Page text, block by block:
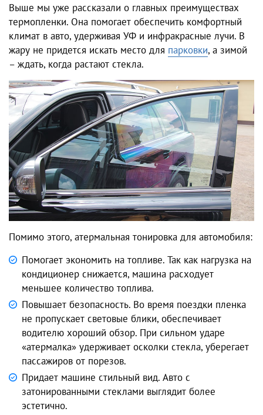
Выше мы уже рассказали о главных преимуществах
термопленки. Она помогает обеспечить комфортный
климат в авто, удерживая УФ и инфракрасные лучи. В
жару не придется искать место для парковки, а зимой
– ждать, когда растают стекла.
Помимо этого, атермальная тонировка для автомобиля:
Помогает экономить на топливе. Так как нагрузка на
кондиционер снижается, машина расходует
меньшее количество топлива.
Повышает безопасность. Во время поездки пленка
не пропускает световые блики, обеспечивает
водителю хороший обзор. При сильном ударе
«атермалка» удерживает осколки стекла, уберегает
пассажиров от порезов.
Придает машине стильный вид. Авто с
затонированными стеклами выглядит более
эстетично.